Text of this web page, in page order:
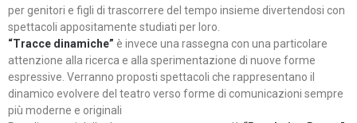
per genitori e figli di trascorrere del tempo insieme divertendosi con
spettacoli appositamente studiati per loro.
“Tracce dinamiche” è invece una rassegna con una particolare
attenzione alla ricerca e alla sperimentazione di nuove forme
espressive. Verranno proposti spettacoli che rappresentano il
dinamico evolvere del teatro verso forme di comunicazioni sempre
più moderne e originali